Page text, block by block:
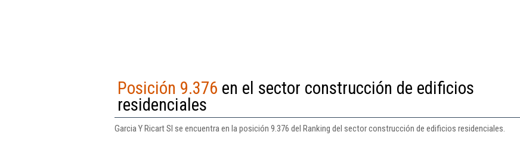
Posición 9.376 en el sector construcción de edificios
residenciales
Garcia Y Ricart Sl se encuentra en la posición 9.376 del Ranking del sector construcción de edificios residenciales.